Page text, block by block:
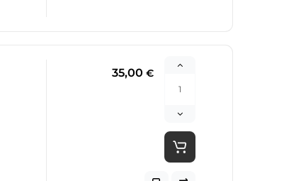
35,00 €